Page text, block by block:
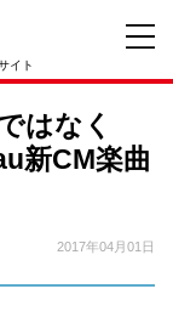
イト
はなく
新CM楽曲
2017年04月01日